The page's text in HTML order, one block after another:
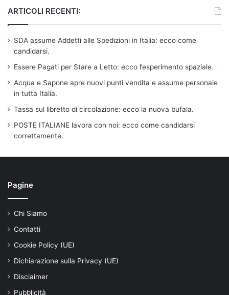
ARTICOLI RECENTI:
SDA assume Addetti alle Spedizioni in Italia: ecco come
candidarsi.
Essere Pagati per Stare a Letto: ecco l’esperimento spaziale.
Acqua e Sapone apre nuovi punti vendita e assume personale
in tutta Italia.
Tassa sul libretto di circolazione: ecco la nuova bufala.
POSTE ITALIANE lavora con noi: ecco come candidarsi
correttamente.
Pagine
Chi Siamo
Contatti
Cookie Policy (UE)
Dichiarazione sulla Privacy (UE)
Disclaimer
Pubblicità